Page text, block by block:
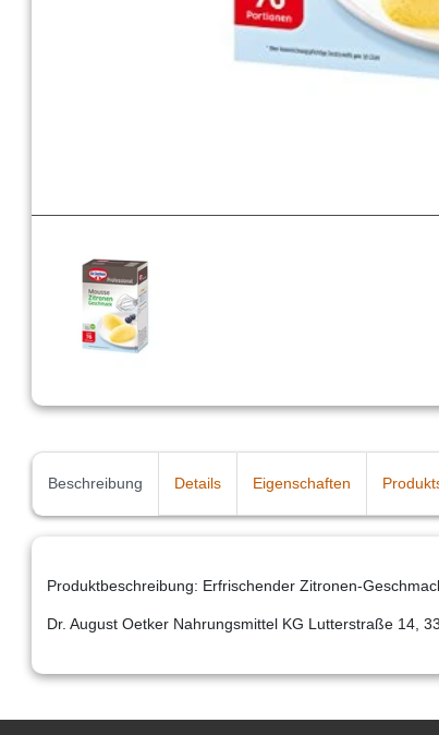
Beschreibung Details Eigenschaften
Produktbeschreibung: Erfrischender Zitronen-
Dr. August Oetker Nahrungsmittel KG Lutterstraße 14,